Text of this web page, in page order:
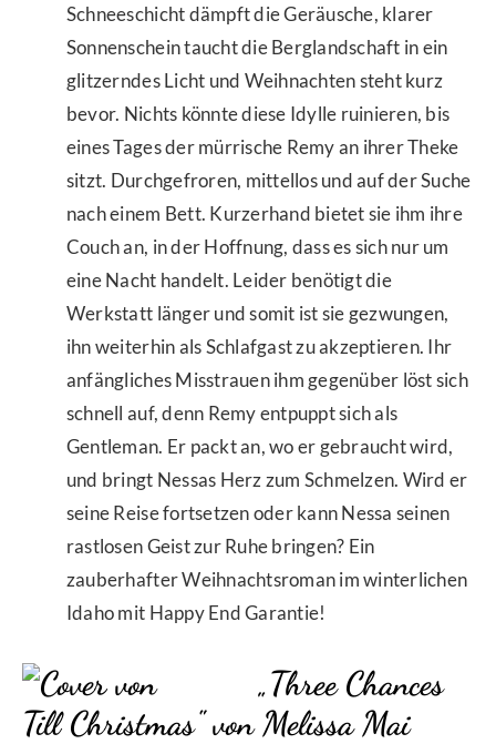
Schneeschicht dämpft die Geräusche, klarer
Sonnenschein taucht die Berglandschaft in ein
glitzerndes Licht und Weihnachten steht kurz
bevor. Nichts könnte diese Idylle ruinieren, bis
eines Tages der mürrische Remy an ihrer Theke
sitzt. Durchgefroren, mittellos und auf der Suche
nach einem Bett. Kurzerhand bietet sie ihm ihre
Couch an, in der Hoffnung, dass es sich nur um
eine Nacht handelt. Leider benötigt die
Werkstatt länger und somit ist sie gezwungen,
ihn weiterhin als Schlafgast zu akzeptieren. Ihr
anfängliches Misstrauen ihm gegenüber löst sich
schnell auf, denn Remy entpuppt sich als
Gentleman. Er packt an, wo er gebraucht wird,
und bringt Nessas Herz zum Schmelzen. Wird er
seine Reise fortsetzen oder kann Nessa seinen
rastlosen Geist zur Ruhe bringen? Ein
zauberhafter Weihnachtsroman im winterlichen
Idaho mit Happy End Garantie!
„Three Chances
Till Christmas" von Melissa Mai